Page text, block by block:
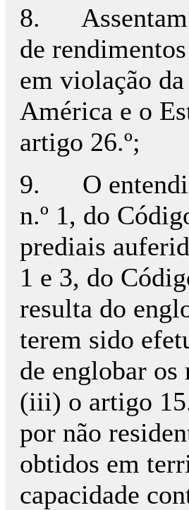
8. Assentam
de
em violação
América e o
artigo 26.º;
9. O
n.º 1, do
prediais
1 e 3, do
resulta do
terem sido
de englobar
(iii) o artigo
por não
obtidos em
capacidade